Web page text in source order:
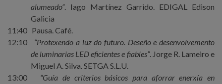
alumeado”. Iago Martínez Garrido. EDIGAL Edison
Galicia
11:40 Pausa. Café.
12:10
“Protexendo a luz do futuro. Deseño e desenvolvemento
de luminarias LED eficientes e fiables”. Jorge R. Lameiro e
Miguel A. Silva. SETGA S.L.U.
13:00
“Guía de criterios básicos para aforrar enerxía en